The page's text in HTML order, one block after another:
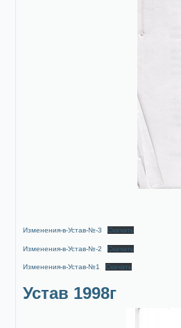
Изменения-в-Устав-№-3 Скачать
Изменения-в-Устав-№-2 Скачать
Изменения-в-Устав-№1 Скачать
Устав 1998г